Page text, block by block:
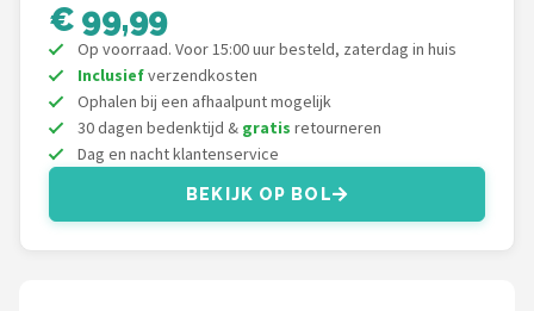
ABC Darts
Mission
Harrows
€ 99,99
Op voorraad. Voor 15:00 uur besteld, zaterdag in huis
Inclusiefverzendkosten
Ophalen bij een afhaalpunt mogelijk
30 dagen bedenktijd & gratis retourneren
Dag en nacht klantenservice
BEKIJK OP BOL